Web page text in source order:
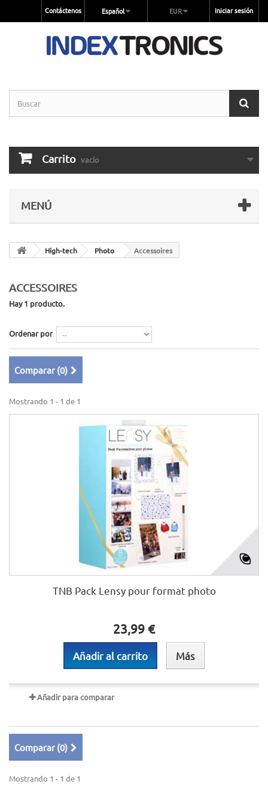
Iniciar sesión
EUR
Español
Contáctenos
Carrito vacío
MENÚ
High-tech Photo Accessoires
ACCESSOIRES
Hay 1 producto.
Ordenar por
Comparar (0)
Mostrando 1 - 1 de 1
TNB Pack Lensy pour format photo
23,99 €
Añadir al carrito Más
Añadir para comparar
Comparar (0)
Mostrando 1 - 1 de 1